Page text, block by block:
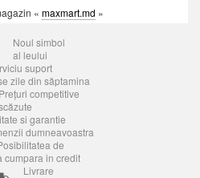
« maxmart.md »
Noul simbol
al leului
suport
zile din săptamina
Prețuri competitive
si garantie
dumneavoastra
de
cumpara in credit
Livrare